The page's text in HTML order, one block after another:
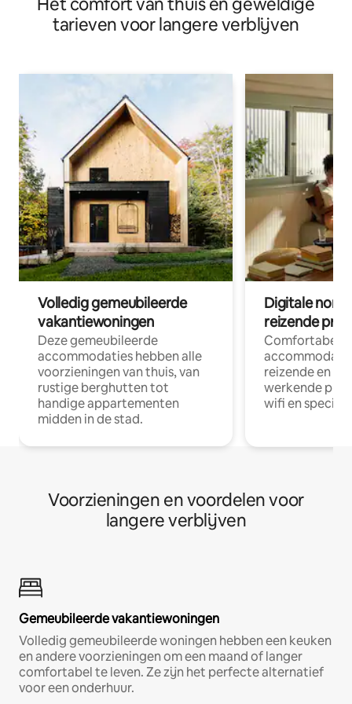
tarieven voor langere verblijven
Volledig gemeubileerde
vakantiewoningen
Deze gemeubileerde
accommodaties hebben alle
voorzieningen van thuis, van
rustige berghutten tot
handige appartementen
midden in de stad.
Digitale
reizende
Comfortabele
reizende en
werkende
wifi en
Voorzieningen en voordelen voor
langere verblijven
Gemeubileerde vakantiewoningen
Volledig gemeubileerde woningen hebben een keuken
en andere voorzieningen om een maand of langer
comfortabel te leven. Ze zijn het perfecte alternatief
voor een onderhuur.